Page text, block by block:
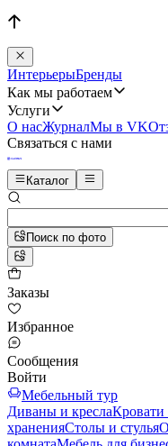
ИнтерьерыБренды
Как мы работаем
Услуги
О насЖурналМы в VK
Связаться с нами
Каталог
Поиск по фото
Заказы
Избранное
Сообщения
Войти
Мебельный тур
Диваны и креслаКровати
храненияСтолы и стулья